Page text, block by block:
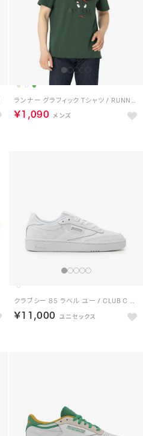
ランナー グラフィック Tシャツ / RUNNER GRAPHIC TEE （グリーン）
￥1,090
クラブシー 85 ラベル ユー / CLUB C 85 LABEL YOU （ホワイト）
￥11,000